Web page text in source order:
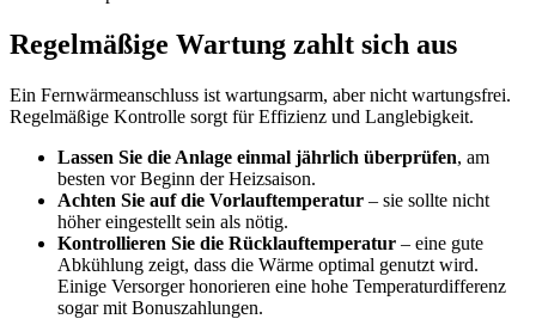
Regelmäßige Wartung zahlt sich aus
Ein Fernwärmeanschluss ist wartungsarm, aber nicht wartungsfrei.
Regelmäßige Kontrolle sorgt für Effizienz und Langlebigkeit.
Lassen Sie die Anlage einmal jährlich überprüfen, am
besten vor Beginn der Heizsaison.
Achten Sie auf die Vorlauftemperatur – sie sollte nicht
höher eingestellt sein als nötig.
Kontrollieren Sie die Rücklauftemperatur – eine gute
Abkühlung zeigt, dass die Wärme optimal genutzt wird.
Einige Versorger honorieren eine hohe Temperaturdifferenz
sogar mit Bonuszahlungen.